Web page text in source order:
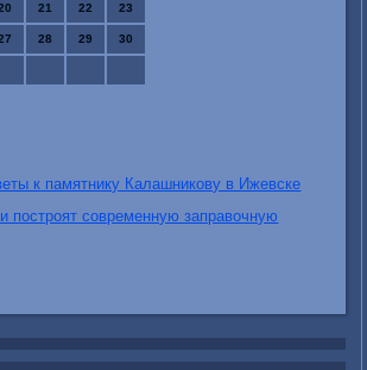
21 22 23
28 29 30
к памятнику Калашникову в Ижевске
построят современную заправочную